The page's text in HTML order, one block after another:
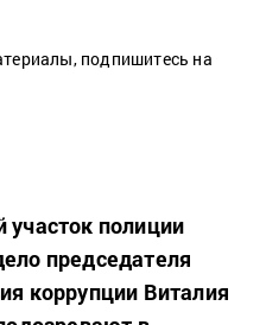
подпишитесь на
полиции
председателя
коррупции Виталия